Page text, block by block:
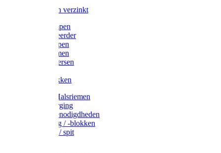
Voerbakken verzinkt
Warmtelampen
Staartcoupeerder
Biggenkappen
Neuskrammen
Varken diversen
Varkensbakken
Halsters / Halsriemen
Hoefverzorging
Lammer benodigdheden
Ramdektuig / -blokken
Vastzetpen / spit